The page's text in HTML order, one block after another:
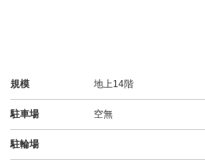
規模 地上14階
駐車場 空無
駐輪場